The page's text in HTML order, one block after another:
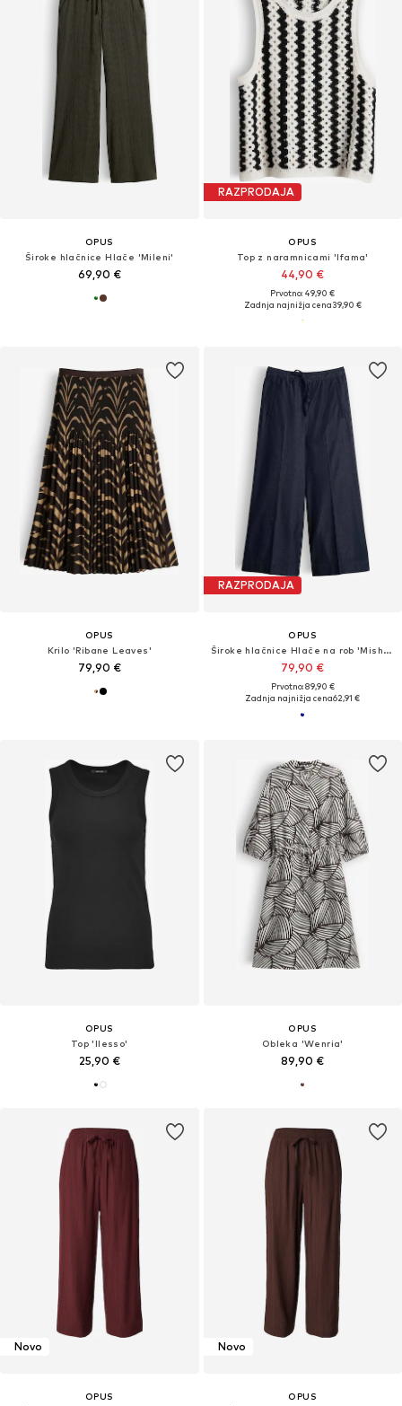
OPUS
Široke hlačnice Hlače 'Mileni'
69,90 €
RAZPRODAJA
OPUS
Top z naramnicami 'Ifama'
44,90 €
Prvotno: 49,90 €
Zadnja najnižja cena39,90 €
OPUS
Krilo 'Ribane Leaves'
79,90 €
RAZPRODAJA
OPUS
Široke hlačnice Hlače na rob 'Misha Move'
79,90 €
Prvotno: 89,90 €
Zadnja najnižja cena62,91 €
OPUS
Top 'Ilesso'
25,90 €
OPUS
Obleka 'Wenria'
89,90 €
Novo
OPUS
Novo
OPUS